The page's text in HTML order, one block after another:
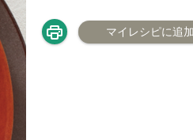
マイレシピに追加